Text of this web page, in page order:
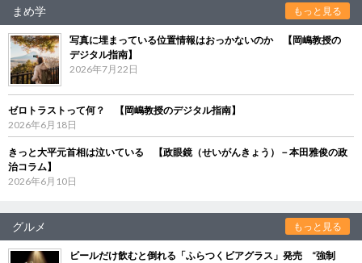
まめ学 もっと見る
写真に埋まっている位置情報はおっかないのか 【岡嶋教授の
デジタル指南】
2026年7月22日
ゼロトラストって何？ 【岡嶋教授のデジタル指南】
2026年6月18日
きっと大平元首相は泣いている 【政眼鏡（せいがんきょう）－本田雅俊の政
治コラム】
2026年6月10日
グルメ もっと見る
ビールだけ飲むと倒れる「ふらつくビアグラス」発売 “強制